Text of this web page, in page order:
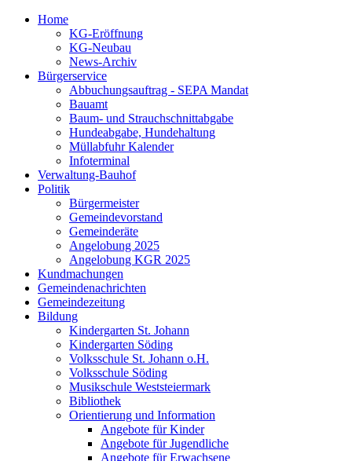
Home
KG-Eröffnung
KG-Neubau
News-Archiv
Bürgerservice
Abbuchungsauftrag - SEPA Mandat
Bauamt
Baum- und Strauchschnittabgabe
Hundeabgabe, Hundehaltung
Müllabfuhr Kalender
Infoterminal
Verwaltung-Bauhof
Politik
Bürgermeister
Gemeindevorstand
Gemeinderäte
Angelobung 2025
Angelobung KGR 2025
Kundmachungen
Gemeindenachrichten
Gemeindezeitung
Bildung
Kindergarten St. Johann
Kindergarten Söding
Volksschule St. Johann o.H.
Volksschule Söding
Musikschule Weststeiermark
Bibliothek
Orientierung und Information
Angebote für Kinder
Angebote für Jugendliche
Angebote für Erwachsene